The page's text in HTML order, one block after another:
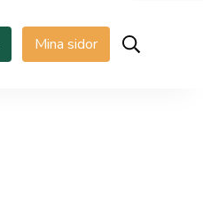
Mina sidor